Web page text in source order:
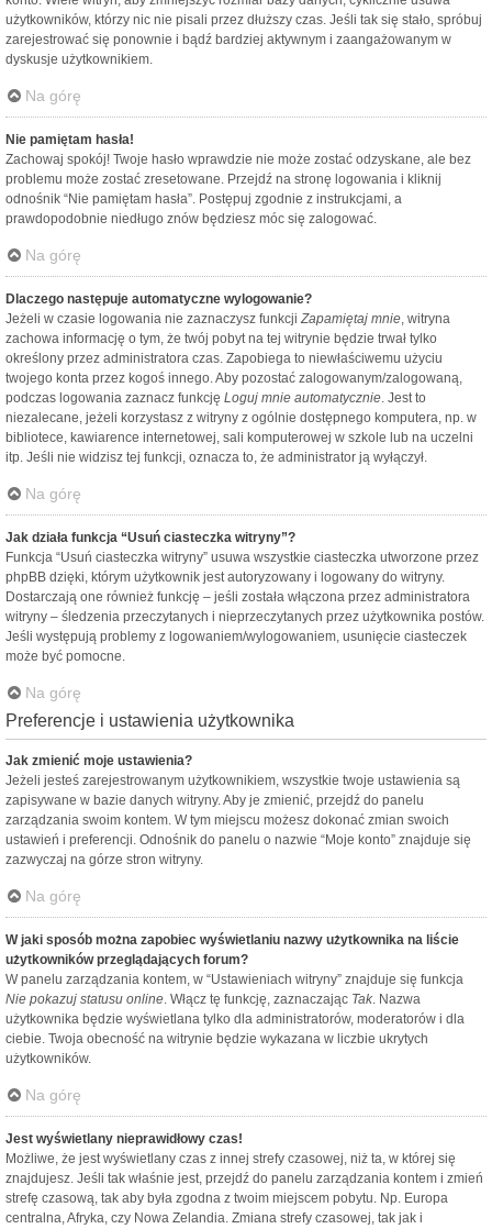
użytkowników, którzy nic nie pisali przez dłuższy czas. Jeśli tak się stało, spróbuj
zarejestrować się ponownie i bądź bardziej aktywnym i zaangażowanym w
dyskusje użytkownikiem.
Na górę
Nie pamiętam hasła!
Zachowaj spokój! Twoje hasło wprawdzie nie może zostać odzyskane, ale bez
problemu może zostać zresetowane. Przejdź na stronę logowania i kliknij
odnośnik “Nie pamiętam hasła”. Postępuj zgodnie z instrukcjami, a
prawdopodobnie niedługo znów będziesz móc się zalogować.
Na górę
Dlaczego następuje automatyczne wylogowanie?
Jeżeli w czasie logowania nie zaznaczysz funkcji Zapamiętaj mnie, witryna
zachowa informację o tym, że twój pobyt na tej witrynie będzie trwał tylko
określony przez administratora czas. Zapobiega to niewłaściwemu użyciu
twojego konta przez kogoś innego. Aby pozostać zalogowanym/zalogowaną,
podczas logowania zaznacz funkcję Loguj mnie automatycznie. Jest to
niezalecane, jeżeli korzystasz z witryny z ogólnie dostępnego komputera, np. w
bibliotece, kawiarence internetowej, sali komputerowej w szkole lub na uczelni
itp. Jeśli nie widzisz tej funkcji, oznacza to, że administrator ją wyłączył.
Na górę
Jak działa funkcja “Usuń ciasteczka witryny”?
Funkcja “Usuń ciasteczka witryny” usuwa wszystkie ciasteczka utworzone przez
phpBB dzięki, którym użytkownik jest autoryzowany i logowany do witryny.
Dostarczają one również funkcję – jeśli została włączona przez administratora
witryny – śledzenia przeczytanych i nieprzeczytanych przez użytkownika postów.
Jeśli występują problemy z logowaniem/wylogowaniem, usunięcie ciasteczek
może być pomocne.
Na górę
Preferencje i ustawienia użytkownika
Jak zmienić moje ustawienia?
Jeżeli jesteś zarejestrowanym użytkownikiem, wszystkie twoje ustawienia są
zapisywane w bazie danych witryny. Aby je zmienić, przejdź do panelu
zarządzania swoim kontem. W tym miejscu możesz dokonać zmian swoich
ustawień i preferencji. Odnośnik do panelu o nazwie “Moje konto” znajduje się
zazwyczaj na górze stron witryny.
Na górę
W jaki sposób można zapobiec wyświetlaniu nazwy użytkownika na liście
użytkowników przeglądających forum?
W panelu zarządzania kontem, w “Ustawieniach witryny” znajduje się funkcja
Nie pokazuj statusu online. Włącz tę funkcję, zaznaczając Tak. Nazwa
użytkownika będzie wyświetlana tylko dla administratorów, moderatorów i dla
ciebie. Twoja obecność na witrynie będzie wykazana w liczbie ukrytych
użytkowników.
Na górę
Jest wyświetlany nieprawidłowy czas!
Możliwe, że jest wyświetlany czas z innej strefy czasowej, niż ta, w której się
znajdujesz. Jeśli tak właśnie jest, przejdź do panelu zarządzania kontem i zmień
strefę czasową, tak aby była zgodna z twoim miejscem pobytu. Np. Europa
centralna, Afryka, czy Nowa Zelandia. Zmiana strefy czasowej, tak jak i